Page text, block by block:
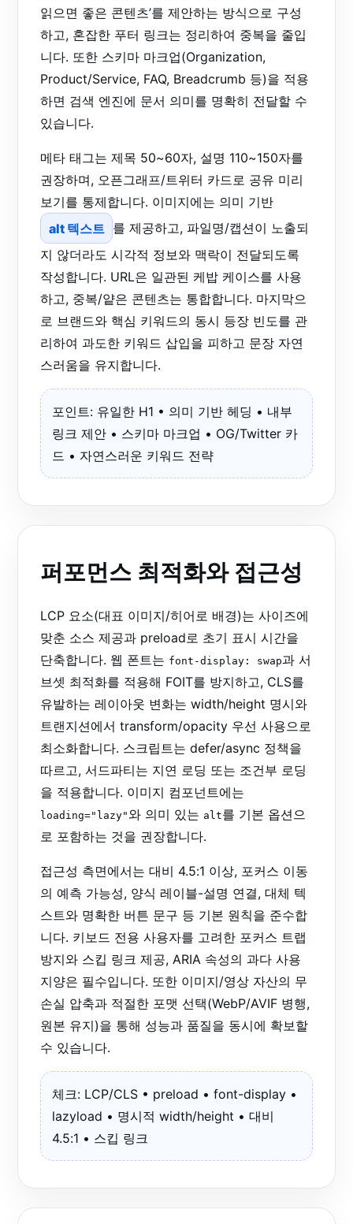
읽으면 좋은 콘텐츠’를 제안하는 방식으로 구성
하고, 혼잡한 푸터 링크는 정리하여 중복을 줄입
니다. 또한 스키마 마크업(Organization,
Product/Service, FAQ, Breadcrumb 등)을 적용
하면 검색 엔진에 문서 의미를 명확히 전달할 수
있습니다.
메타 태그는 제목 50~60자, 설명 110~150자를
권장하며, 오픈그래프/트위터 카드로 공유 미리
보기를 통제합니다. 이미지에는 의미 기반
alt 텍스트 를 제공하고, 파일명/캡션이 노출되
지 않더라도 시각적 정보와 맥락이 전달되도록
작성합니다. URL은 일관된 케밥 케이스를 사용
하고, 중복/얕은 콘텐츠는 통합합니다. 마지막으
로 브랜드와 핵심 키워드의 동시 등장 빈도를 관
리하여 과도한 키워드 삽입을 피하고 문장 자연
스러움을 유지합니다.
포인트: 유일한 H1 • 의미 기반 헤딩 • 내부
링크 제안 • 스키마 마크업 • OG/Twitter 카
드 • 자연스러운 키워드 전략
퍼포먼스 최적화와 접근성
LCP 요소(대표 이미지/히어로 배경)는 사이즈에
맞춘 소스 제공과 preload로 초기 표시 시간을
단축합니다. 웹 폰트는 font-display: swap과 서
브셋 최적화를 적용해 FOIT를 방지하고, CLS를
유발하는 레이아웃 변화는 width/height 명시와
트랜지션에서 transform/opacity 우선 사용으로
최소화합니다. 스크립트는 defer/async 정책을
따르고, 서드파티는 지연 로딩 또는 조건부 로딩
을 적용합니다. 이미지 컴포넌트에는
loading="lazy" 와 의미 있는 alt를 기본 옵션으
로 포함하는 것을 권장합니다.
접근성 측면에서는 대비 4.5:1 이상, 포커스 이동
의 예측 가능성, 양식 레이블-설명 연결, 대체 텍
스트와 명확한 버튼 문구 등 기본 원칙을 준수합
니다. 키보드 전용 사용자를 고려한 포커스 트랩
방지와 스킵 링크 제공, ARIA 속성의 과다 사용
지양은 필수입니다. 또한 이미지/영상 자산의 무
손실 압축과 적절한 포맷 선택(WebP/AVIF 병행,
원본 유지)을 통해 성능과 품질을 동시에 확보할
수 있습니다.
체크: LCP/CLS • preload • font-display •
lazyload • 명시적 width/height • 대비
4.5:1 • 스킵 링크